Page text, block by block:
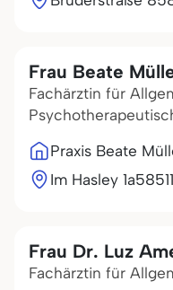
Frau Beate
Fachärztin für
Praxis Beate
Im Hasley 1a58511
Frau Dr. Luz
Fachärztin für